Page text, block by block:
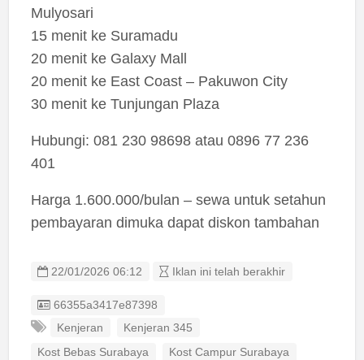
Mulyosari
15 menit ke Suramadu
20 menit ke Galaxy Mall
20 menit ke East Coast – Pakuwon City
30 menit ke Tunjungan Plaza
Hubungi: 081 230 98698 atau 0896 77 236
401
Harga 1.600.000/bulan – sewa untuk setahun
pembayaran dimuka dapat diskon tambahan
22/01/2026 06:12 Iklan ini telah berakhir
Listing ID
66355a3417e87398
Kenjeran
Kenjeran 345
Kost Bebas Surabaya Kost Campur Surabaya